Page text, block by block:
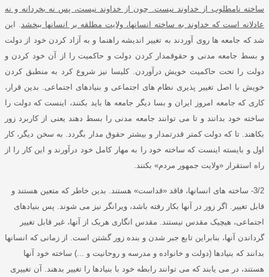
ساخته نامطلوب از خداوند نیست
چون از خداوند نیست، پس نه بخردانه و نه
عادلانه است که خداوند به ساخته انسانها، ولایت مطلقه بر انسانها ببخشد
این
شد که جامعه ها روی آوردند به تغییر اندیشه راهنما و به آزاد کردن خود از دولت
و بسط جامعه مدنی و حقوقمدار کردن دولت و حاکمیت را از آن خود کردن و
دولت را تحت حاکمیت خویش درآوردن .کلیسا نیز شروع کرد به منطبق کردن
خویش با اصل تغییر پذیری نظام های اجتماعی و بنیادهای اجتماعی
بدین قرار،
کاری که جامعه امروز ایران و بسا دیگر جامعه ها باید بکنند، اینست که دولت را
ساخته خود بدانند و تا می توانند جامعه مدنی را بسط دهند یعنی از کاربرد زور
بکاهند
.تا که دولت کمتر قدرتمدار و بیشتر حقوق مدار بگردد
به سخن دیگر، کار
اول و بایسته اینست که ساخته خود را به مهار کامل خود درآورند و این کار را از
راه استقرار «ولایت جمهور مردم» بکنند
3/2- ساخته های انسانها، فاقد «قداست» هستند
بدین خاطر که متعین هستند و
قابل تغییر
اگر زور در آنها بکار رفته باشد، ویرانگر نیز می شوند
پس بنیادهای
اجتماعی، هیچیک مقدس نیستند
مقدس انگاری هریک از آنها، غیر قابل تغییر
گرداندن آنها، بنابراین تابع جبر شدن و بنده زور گشتن است
از زمانی که انسانها
بدانند که بنیادها (دولت و خانواده و مدرسه و روحانیت و ...) ساخته خود آنها
هستند، در می یابند که می توانند رابطه خود با بنیادها را تغییر بدهند
آن تغییری